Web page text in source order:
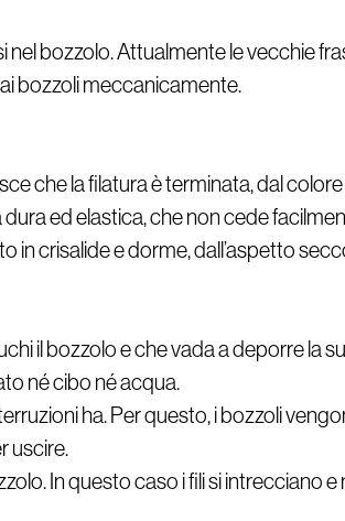
bozzolo. Attualmente le vecchie
bozzoli meccanicamente.
che la filatura è terminata, dal
ed elastica, che non cede
crisalide e dorme, dall’aspetto
il bozzolo e che vada a deporre la
né cibo né acqua.
ha. Per questo, i bozzoli
uscire.
In questo caso i fili si intrecciano e